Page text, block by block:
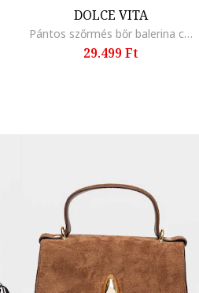
DOLCE VITA
Pántos szőrmés bőr balerina cipő, Fekete/Barna/Világosbézs
29.499 Ft